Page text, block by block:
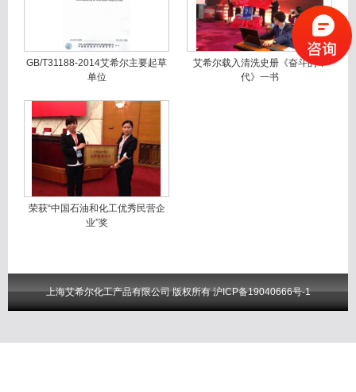
GB/T31188-2014艾希尔主要起草
单位
艾希尔载入清洗史册《奋斗的年
代》一书
荣获“中国石油和化工优秀民营企
业”奖
上海艾希尔化工产品有限公司 版权所有 沪ICP备19040666号-1